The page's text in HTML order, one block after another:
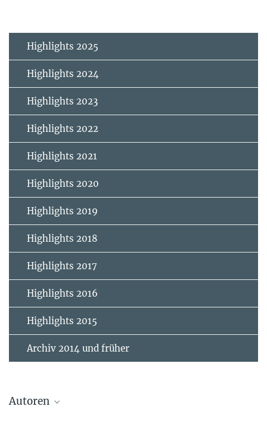
Highlights 2025
Highlights 2024
Highlights 2023
Highlights 2022
Highlights 2021
Highlights 2020
Highlights 2019
Highlights 2018
Highlights 2017
Highlights 2016
Highlights 2015
Archiv 2014 und früher
Autoren